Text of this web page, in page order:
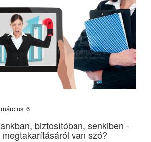
6
biztosítóban, senkiben -
van szó?